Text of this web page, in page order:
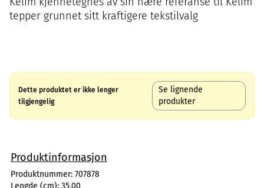
tepper grunnet sitt kraftigere tekstilvalg
Dette produktet er ikke lenger
tilgjengelig
Se lignende
produkter
Produktinformasjon
Produktnummer: 707878
Lengde (cm): 35,00